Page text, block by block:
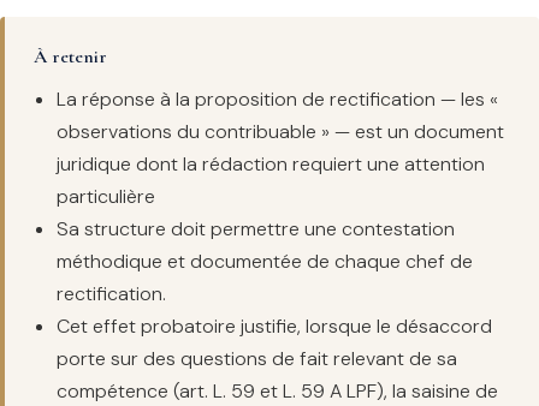
À retenir
La réponse à la proposition de rectification — les «
observations du contribuable » — est un document
juridique dont la rédaction requiert une attention
particulière
Sa structure doit permettre une contestation
méthodique et documentée de chaque chef de
rectification.
Cet effet probatoire justifie, lorsque le désaccord
porte sur des questions de fait relevant de sa
compétence (art. L. 59 et L. 59 A LPF), la saisine de